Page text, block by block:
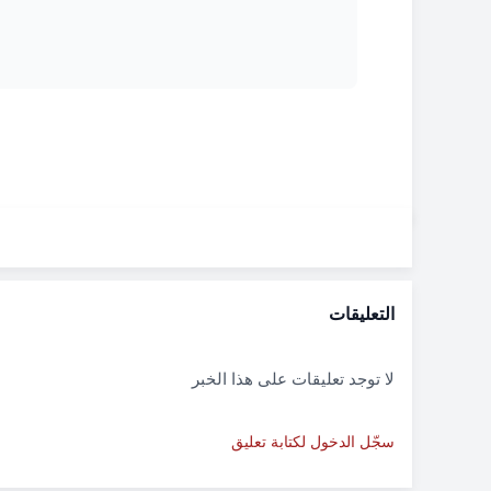
التعليقات
لا توجد تعليقات على هذا الخبر
سجّل الدخول لكتابة تعليق